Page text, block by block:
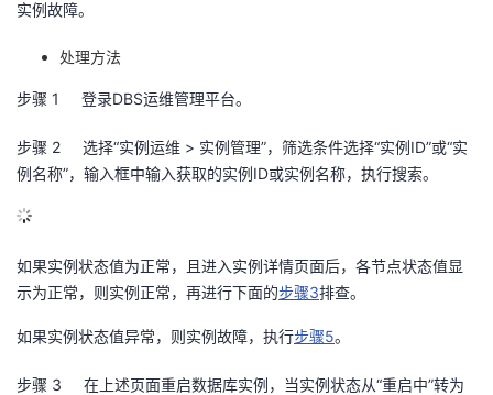
播
活
动
的
关
程
认
证
的
实
我
的
藏
支
持
声
建
议
实例故障。
处理方法
步骤 1 登录DBS运维管理平台。
步骤 2 选择“实例运维 > 实例管理”，筛选条件选择“实例ID”或“实
例名称”，输入框中输入获取的实例ID或实例名称，执行搜索。
如果实例状态值为正常，且进入实例详情页面后，各节点状态值显
示为正常，则实例正常，再进行下面的步骤3排查。
如果实例状态值异常，则实例故障，执行步骤5。
步骤 3
在上述页面重启数据库实例，当实例状态从“重启中”转为